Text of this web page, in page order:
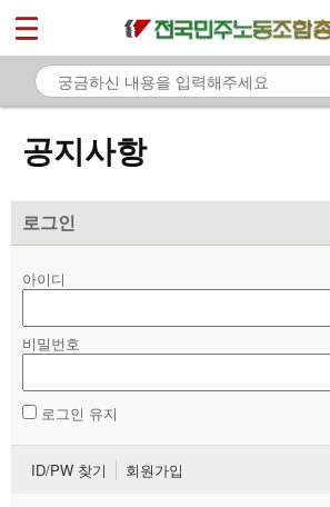
공지사항
로그인
아이디
비밀번호
로그인 유지
ID/PW 찾기 회원가입
마이페이지
소개
- 공지사항
- 성명·보도
자료
부설기관
업무